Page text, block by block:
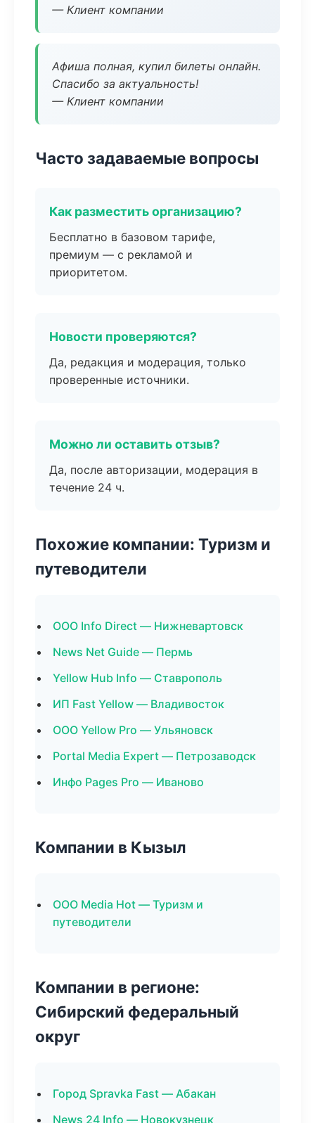
— Клиент компании
Афиша полная, купил билеты онлайн.
Спасибо за актуальность!
— Клиент компании
Часто задаваемые вопросы
Как разместить организацию?
Бесплатно в базовом тарифе,
премиум — с рекламой и
приоритетом.
Новости проверяются?
Да, редакция и модерация, только
проверенные источники.
Можно ли оставить отзыв?
Да, после авторизации, модерация в
течение 24 ч.
Похожие компании: Туризм и
путеводители
ООО Info Direct — Нижневартовск
News Net Guide — Пермь
Yellow Hub Info — Ставрополь
ИП Fast Yellow — Владивосток
ООО Yellow Pro — Ульяновск
Portal Media Expert — Петрозаводск
Инфо Pages Pro — Иваново
Компании в Кызыл
ООО Media Hot — Туризм и
путеводители
Компании в регионе:
Сибирский федеральный
округ
Город Spravka Fast — Абакан
News 24 Info — Новокузнецк